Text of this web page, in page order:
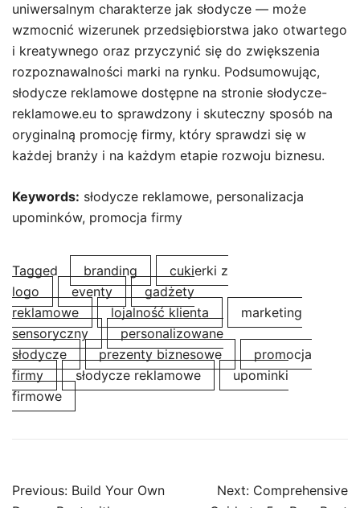
uniwersalnym charakterze jak słodycze — może
wzmocnić wizerunek przedsiębiorstwa jako otwartego
i kreatywnego oraz przyczynić się do zwiększenia
rozpoznawalności marki na rynku. Podsumowując,
słodycze reklamowe dostępne na stronie słodycze-
reklamowe.eu to sprawdzony i skuteczny sposób na
oryginalną promocję firmy, który sprawdzi się w
każdej branży i na każdym etapie rozwoju biznesu.
Keywords: słodycze reklamowe, personalizacja
upominków, promocja firmy
Tagged branding
cukierki z
logo
eventy
gadżety
reklamowe
lojalność klienta
marketing
sensoryczny
personalizowane
słodycze
prezenty biznesowe
promocja
firmy
słodycze reklamowe
upominki
firmowe
Post
Previous: Build Your Own
Next: Comprehensive